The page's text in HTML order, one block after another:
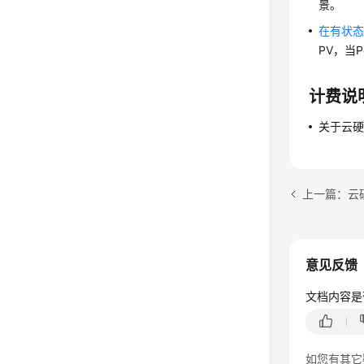
景。
在有状
PV，当
计费说
关于云
上一篇：
意见反馈
文档内容
如您有其